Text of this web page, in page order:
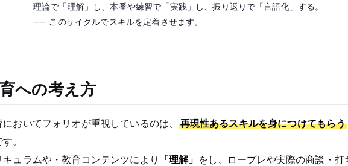
理論で「理解」し、本番や練習で「実践」し、振り返りで「言語化」する。
—— このサイクルでスキルを定着させます。
への考え方
においてフォリオが重視しているのは、再現性あるスキルを身につけてもらう
。
キュラムや・教育コンテンツにより
「理解」
をし、ロープレや実際の商談・打